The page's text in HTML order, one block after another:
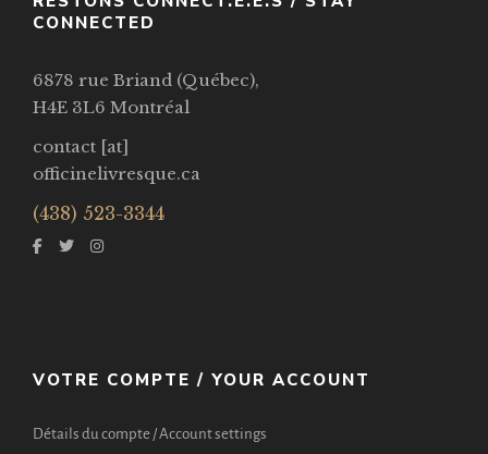
CONNECTED
6878 rue Briand (Québec),
H4E 3L6 Montréal
contact [at]
officinelivresque.ca
(438) 523-3344
VOTRE COMPTE / YOUR ACCOUNT
Détails du compte / Account settings